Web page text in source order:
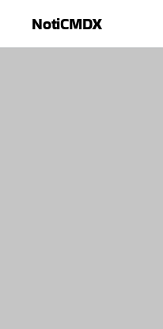
NotiCMDX